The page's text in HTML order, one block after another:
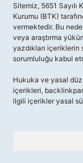
Sitemiz, 5651
Kurumu (BTK)
vermektedir. Bu
veya araştırma
yazdıkları
sorumluluğu kabul
Hukuka ve yasal
içerikleri,
ilgili içerikler yasal